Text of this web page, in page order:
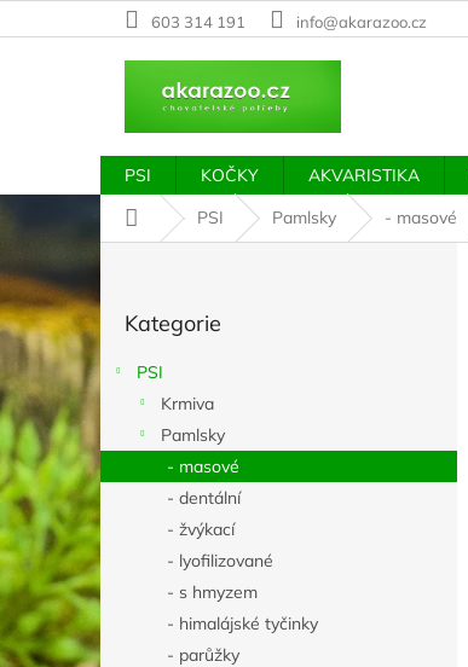
na
603 314 191 info@akarazoo.cz
PSI KOČKY AKVARISTIKA
Domů
PSI Pamlsky - masové
s
t
r
a
í
p
a
n
e
l
kategorie
Kategorie
PSI
Krmiva
Pamlsky
- masové
- dentální
- žvýkací
- lyofilizované
- s hmyzem
- himalájské tyčinky
- parůžky